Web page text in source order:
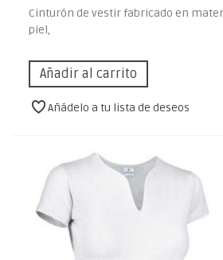
Cinturón de vestir fabricado en
piel,
Añadir al carrito
Añádelo a tu lista de deseos